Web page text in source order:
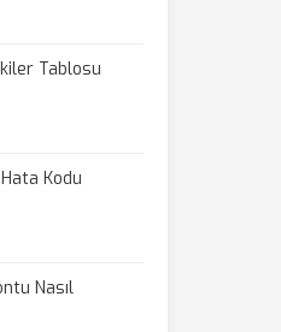
Tablosu
Hata Kodu
Nasıl